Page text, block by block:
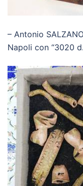
– Antonio
Napoli con “3020